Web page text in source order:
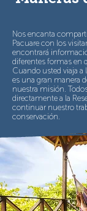
Nos encanta
Pacuare con los
encontrará
diferentes formas en
Cuando usted viaja a
es una gran manera
nuestra misión.
directamente a la
continuar nuestro
conservación.